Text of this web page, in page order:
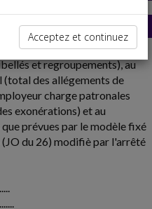
(cadre ou non cadre )
mentions relatives aux
et regroupements), au
(total des allégements de
charge patronales
exonérations) et au
prévues par le modèle fixé
du 26) modifiè par l'arrêté
Acceptez et continuez